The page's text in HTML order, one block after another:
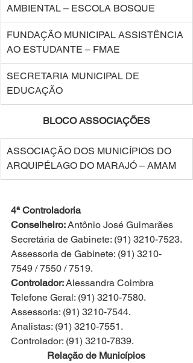
AMBIENTAL – ESCOLA BOSQUE
FUNDAÇÃO MUNICIPAL ASSISTÊNCIA
AO ESTUDANTE – FMAE
SECRETARIA MUNICIPAL DE
EDUCAÇÃO
BLOCO ASSOCIAÇÕES
ASSOCIAÇÃO DOS MUNICÍPIOS DO
ARQUIPÉLAGO DO MARAJÓ – AMAM
4ª Controladoria
Conselheiro: Antônio José Guimarães
Secretária de Gabinete: (91) 3210-7523.
Assessoria de Gabinete: (91) 3210-
7549 / 7550 / 7519.
Controlador: Alessandra Coimbra
Telefone Geral: (91) 3210-7580.
Assessoria: (91) 3210-7544.
Analistas: (91) 3210-7551.
Controlador: (91) 3210-7839.
Relação de Municípios